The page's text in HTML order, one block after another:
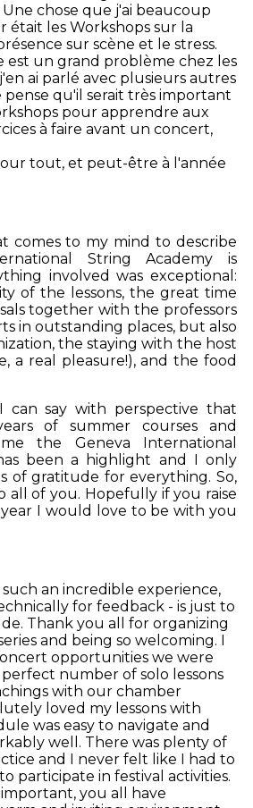
chose que j'ai beaucoup
était les Workshops sur la
sur scène et le stress.
est un grand problème chez les
ai parlé avec plusieurs autres
qu'il serait très important
pour apprendre aux
à faire avant un concert,
tout, et peut-être à l'année
comes to my mind to describe
String Academy is
involved was exceptional:
of the lessons, the great time
together with the professors
in outstanding places, but also
the staying with the host
a real pleasure!), and the food
can say with perspective that
of summer courses and
the Geneva International
been a highlight and I only
of gratitude for everything. So,
all of you. Hopefully if you raise
I would love to be with you
such an incredible experience,
for feedback - is just to
Thank you all for organizing
and being so welcoming. I
opportunities we were
number of solo lessons
with our chamber
loved my lessons with
was easy to navigate and
well. There was plenty of
and I never felt like I had to
participate in festival activities.
you all have